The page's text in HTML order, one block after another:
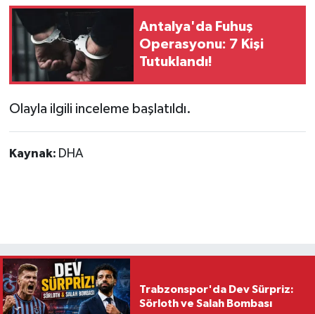
Antalya'da Fuhuş
Operasyonu: 7 Kişi
Tutuklandı!
Olayla ilgili inceleme başlatıldı.
Kaynak: DHA
Trabzonspor'da Dev Sürpriz:
Sörloth ve Salah Bombası